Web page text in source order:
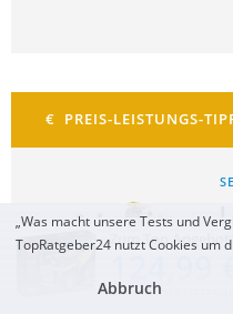
Zum Top Angebot
KOSTENLOSE
„Was macht unsere Tests und
TopRatgeber24 nutzt Cookies um
Abbruch